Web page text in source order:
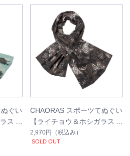
ぐい
ス】
CHAORAS スポーツてぬぐい
【ライチョウ＆ホシガラス/
セピア】
2,970円 （税込み）
SOLD OUT